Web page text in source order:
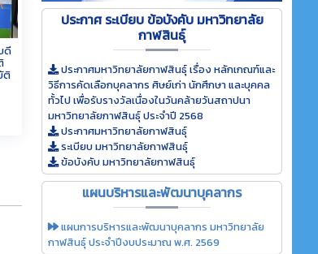
ดี
ติ
ประกาศ ระเบียบ ข้อบังคับ มหาวิทยาลัย
กาฬสินธุ์
ประกาศมหาวิทยาลัยกาฬสินธุ์ เรื่อง หลักเกณฑ์และ
วิธีการคัดเลือกบุคลากร ศิษย์เก่า นักศึกษา และบุคคล
ทั้วไป เพื่อรับรางวัลเนื่องในวันคล้ายวันสถาปนา
มหาวิทยาลัยกาฬสินธุ์ ประจำปี 2568
ประกาศมหาวิทยาลัยกาฬสินธุ์
ระเบียบ มหาวิทยาลัยกาฬสินธุ์
ข้อบังคับ มหาวิทยาลัยกาฬสินธุ์
แผนบริหารและพัฒนาบุคลากร
แผนการบริหารและพัฒนาบุคลากร มหาวิทยาลัย
กาฬสินธุ์ ประจำปีงบประมาณ พ.ศ. 2569